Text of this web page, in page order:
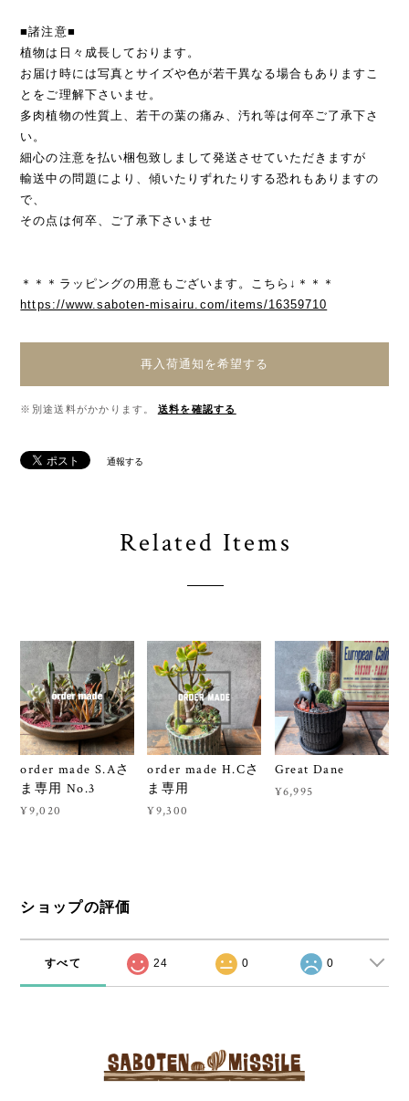
■諸注意■
植物は日々成長しております。
お届け時には写真とサイズや色が若干異なる場合もありますこ
とをご理解下さいませ。
多肉植物の性質上、若干の葉の痛み、汚れ等は何卒ご了承下さ
い。
細心の注意を払い梱包致しまして発送させていただきますが
輸送中の問題により、傾いたりずれたりする恐れもありますの
で、
その点は何卒、ご了承下さいませ
＊＊＊ラッピングの用意もございます。こちら↓＊＊＊
https://www.saboten-misairu.com/items/16359710
再入荷通知を希望する
※別途送料がかかります。 送料を確認する
通報する
Related Items
order made S.Aさ
ま専用 No.3
¥9,020
order made H.Cさ
ま専用
¥9,300
Great Dane
¥6,995
ショップの評価
すべて 24 0 0